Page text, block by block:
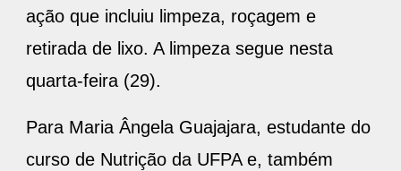
ação que incluiu limpeza, roçagem e
retirada de lixo. A limpeza segue nesta
quarta-feira (29).
Para Maria Ângela Guajajara, estudante do
curso de Nutrição da UFPA e, também